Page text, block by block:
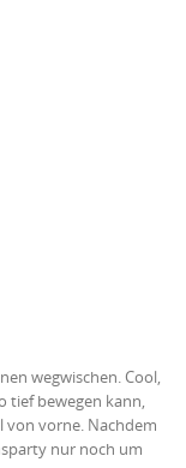
wegwischen. Cool,
tief bewegen kann,
von vorne. Nachdem
nur noch um